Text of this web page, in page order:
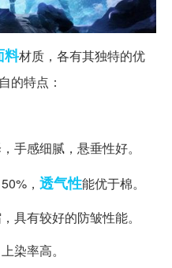
料材质，各有其独特的优
的特点：
手感细腻，悬垂性好。
， 透气性能优于棉。
具有较好的防皱性能。
染率高。